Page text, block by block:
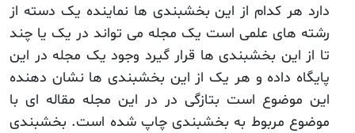
دارد هر کدام از این بخشبندی ها نماینده یک دسته از
رشته های علمی است یک مجله می تواند در یک یا چند
تا از این بخشبندی ها قرار گیرد وجود یک مجله در این
پایگاه داده و هر یک از این بخشبندی ها نشان دهنده
این موضوع است بتازگی در در این مجله مقاله ای با
موضوع مربوط به بخشبندی چاپ شده است. بخشبندی